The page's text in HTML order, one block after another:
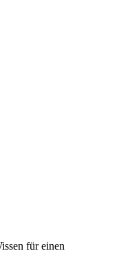
für einen